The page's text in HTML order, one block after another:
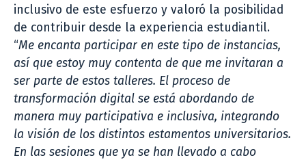
inclusivo de este esfuerzo y valoró la posibilidad
de contribuir desde la experiencia estudiantil.
“Me encanta participar en este tipo de instancias,
así que estoy muy contenta de que me invitaran a
ser parte de estos talleres. El proceso de
transformación digital se está abordando de
manera muy participativa e inclusiva, integrando
la visión de los distintos estamentos universitarios.
En las sesiones que ya se han llevado a cabo